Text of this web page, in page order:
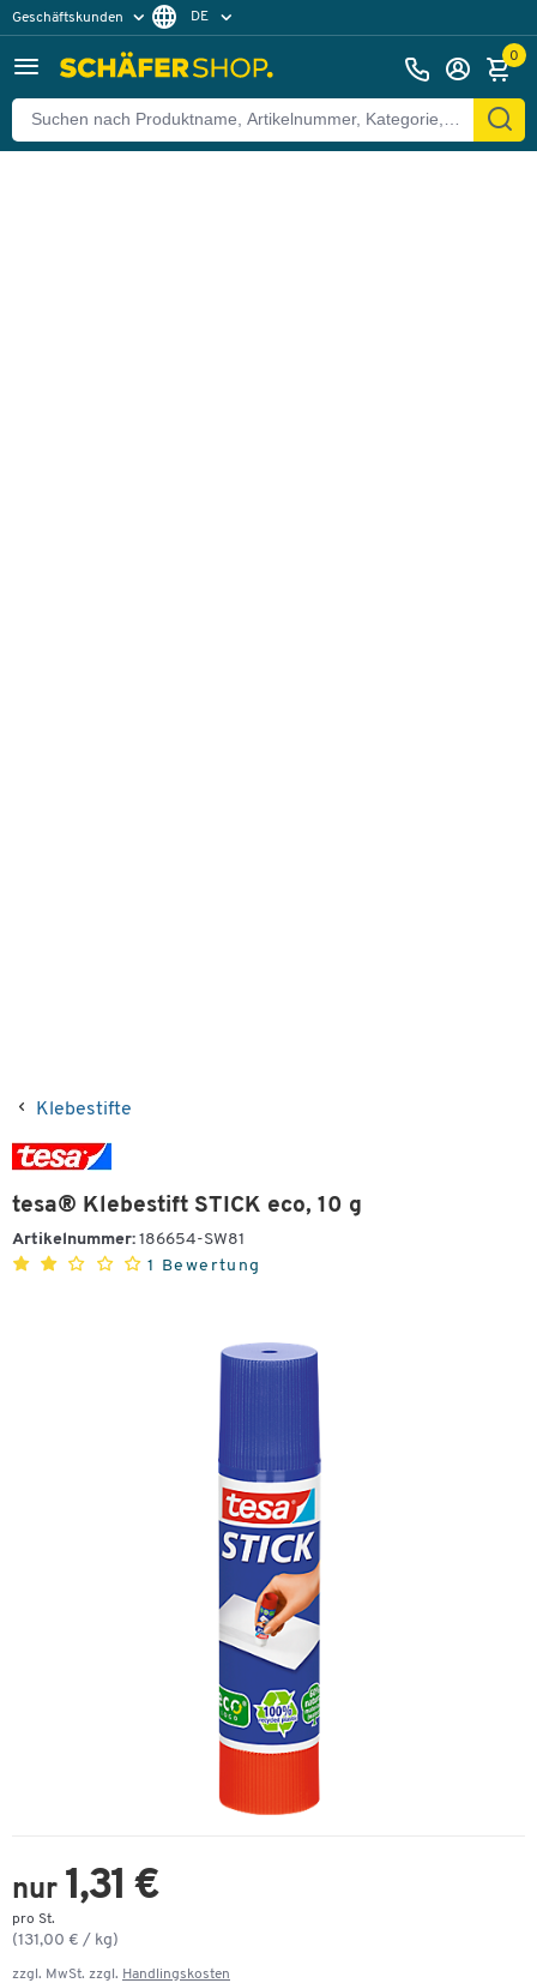
Geschäftskunden DE
0
Klebestifte
tesa® Klebestift STICK eco, 10 g
Artikelnummer: 186654-SW81
1 Bewertung
nur 1,31 €
pro St.
(131,00 € / kg)
zzgl. MwSt. zzgl. Handlingskosten
Zurück